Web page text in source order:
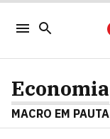
Economia
MACRO EM PAUTA